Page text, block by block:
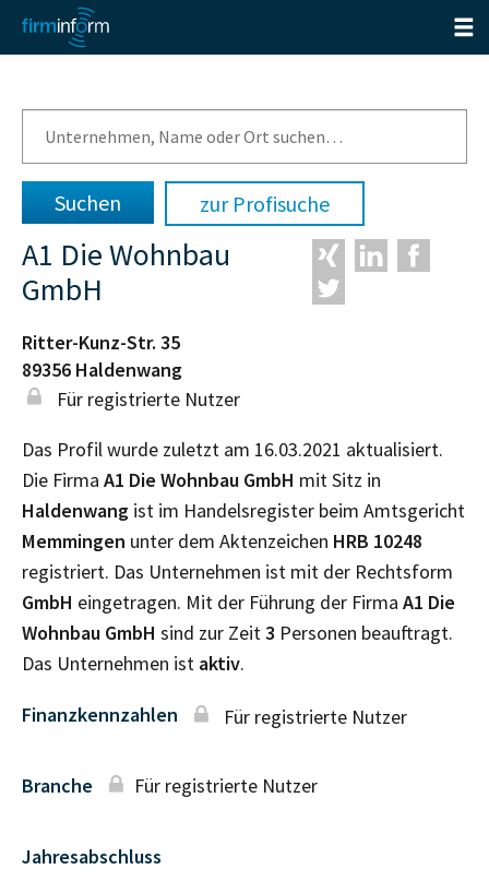
zur Profisuche
A1 Die Wohnbau
GmbH
Ritter-Kunz-Str. 35
89356 Haldenwang
Für registrierte Nutzer
Das Profil wurde zuletzt am 16.03.2021 aktualisiert.
Die Firma A1 Die Wohnbau GmbH mit Sitz in
Haldenwang ist im Handelsregister beim Amtsgericht
Memmingen unter dem Aktenzeichen HRB 10248
registriert. Das Unternehmen ist mit der Rechtsform
GmbH eingetragen. Mit der Führung der Firma A1 Die
Wohnbau GmbH sind zur Zeit3 Personen beauftragt.
Das Unternehmen ist aktiv.
Finanzkennzahlen Für registrierte Nutzer
Branche Für registrierte Nutzer
Jahresabschluss